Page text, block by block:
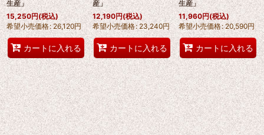
生産」
15,250円(税込)
希望小売価格: 26,120円
カートに入れる
産」
12,190円(税込)
希望小売価格: 23,240円
カートに入れる
生産」
11,960円(税込)
希望小売価格: 20,590円
カートに入れる